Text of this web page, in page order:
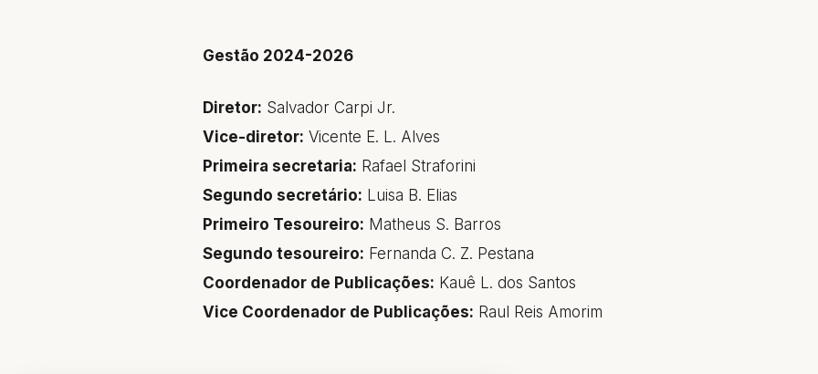
Gestão 2024-2026
Diretor: Salvador Carpi Jr.
Vice-diretor: Vicente E. L. Alves
Primeira secretaria: Rafael Straforini
Segundo secretário: Luisa B. Elias
Primeiro Tesoureiro: Matheus S. Barros
Segundo tesoureiro: Fernanda C. Z. Pestana
Coordenador de Publicações: Kauê L. dos Santos
Vice Coordenador de Publicações: Raul Reis Amorim